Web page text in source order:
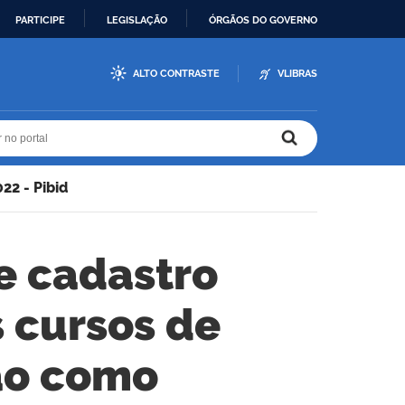
PARTICIPE LEGISLAÇÃO ÓRGÃOS DO GOVERNO
ALTO CONTRASTE VLIBRAS
- Pibid
cadastro
de
como